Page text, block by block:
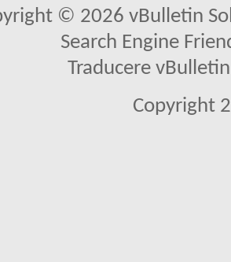
© 2026 vBulletin
Search Engine
Traducere
Copyright